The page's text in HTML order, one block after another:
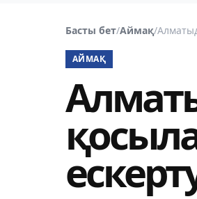
Басты бет/Аймақ/
АЙМАҚ